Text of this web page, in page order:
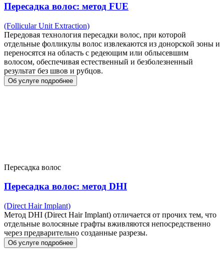
Пересадка волос: метод FUE
(Follicular Unit Extraction)
Передовая технология пересадки волос, при которой
отдельные фолликулы волос извлекаются из донорской зоны и
переносятся на область с редеющим или облысевшим
волосом, обеспечивая естественный и безболезненный
результат без швов и рубцов.
Об услуге подробнее
Пересадка волос
Пересадка волос: метод DHI
(Direct Hair Implant)
Метод DHI (Direct Hair Implant) отличается от прочих тем, что
отдельные волосяные графты вживляются непосредственно
через предварительно созданные разрезы.
Об услуге подробнее